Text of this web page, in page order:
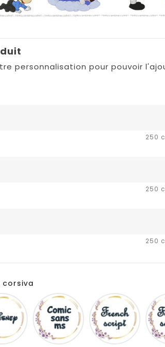
personnalisation pour pouvoir
250
250
250
corsiva
Disney
Comic
sans
ms
French
script